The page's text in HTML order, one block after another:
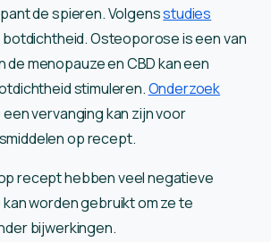
de spieren. Volgensstudies
Osteoporose is een van
de menopauze en CBD kan een
stimuleren.Onderzoek
vervanging kan zijn voor
op recept.
recept hebben veel negatieve
worden gebruikt om ze te
bijwerkingen.